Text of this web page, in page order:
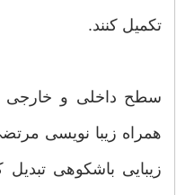
تکمیل کنند.
سطح داخلی و خارجی
همراه زیبا نویسی
زیبایی باشکوهی تبدیل